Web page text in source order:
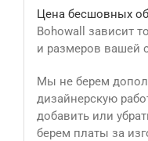
Цена бесшовных
Bohowall зависит
и размеров вашей
Мы не берем
дизайнерскую
добавить или
берем платы за